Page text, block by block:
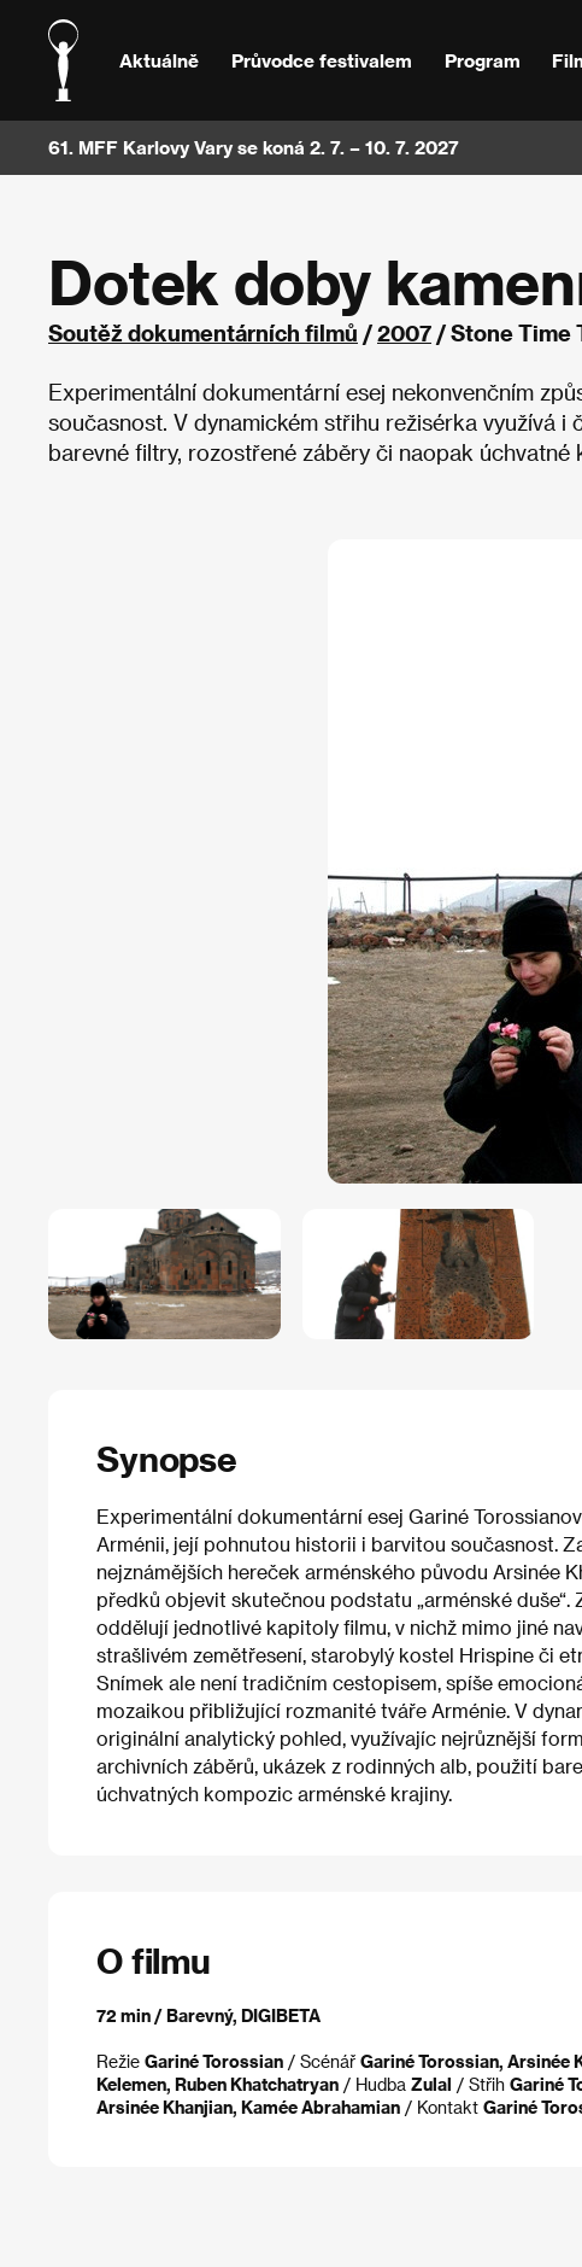
Aktuálně Průvodce festivalem Program
61. MFF Karlovy Vary se koná 2. 7. – 10. 7. 2027
Dotek doby
Soutěž dokumentárních filmů /2007 / Stone Time
Experimentální dokumentární esej nekonvenčním
současnost. V dynamickém střihu režisérka využívá i
barevné filtry, rozostřené záběry či naopak úchvatné
Synopse
Experimentální dokumentární esej Gariné
Arménii, její pohnutou historii i barvitou současnost.
nejznámějších hereček arménského původu Arsinée
předků objevit skutečnou podstatu „arménské
oddělují jednotlivé kapitoly filmu, v nichž mimo jiné
strašlivém zemětřesení, starobylý kostel Hrispine či
Snímek ale není tradičním cestopisem, spíše
mozaikou přibližující rozmanité tváře Arménie. V
originální analytický pohled, využívajíc nejrůznější
archivních záběrů, ukázek z rodinných alb, použití
úchvatných kompozic arménské krajiny.
O filmu
72 min / Barevný, DIGIBETA
Režie Gariné Torossian / Scénář Gariné Torossian, Arsinée
Kelemen, Ruben Khatchatryan / Hudba Zulal / Střih Gariné
Arsinée Khanjian, Kamée Abrahamian / Kontakt Gariné